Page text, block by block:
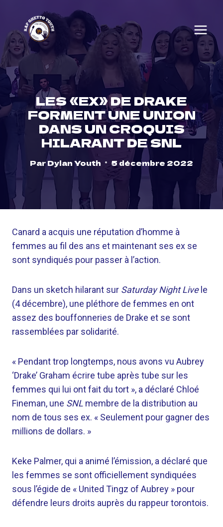
content
LES «EX» DE DRAKE
FORMENT UNE UNION
DANS UN CROQUIS
HILARANT DE SNL
ParDylan Youth 5 décembre 2022
Canard a acquis une réputation d’homme à
femmes au fil des ans et maintenant ses ex se
sont syndiqués pour passer à l’action.
Dans un sketch hilarant sur Saturday Night Livele
(4 décembre), une pléthore de femmes en ont
assez des bouffonneries de Drake et se sont
rassemblées par solidarité.
« Pendant trop longtemps, nous avons vu Aubrey
‘Drake’ Graham écrire tube après tube sur les
femmes qui lui ont fait du tort », a déclaré Chloé
Fineman, une SNL membre de la distribution au
nom de tous ses ex. « Seulement pour gagner des
millions de dollars. »
Keke Palmer, qui a animé l’émission, a déclaré que
les femmes se sont officiellement syndiquées
sous l’égide de « United Tingz of Aubrey » pour
défendre leurs droits auprès du rappeur torontois.